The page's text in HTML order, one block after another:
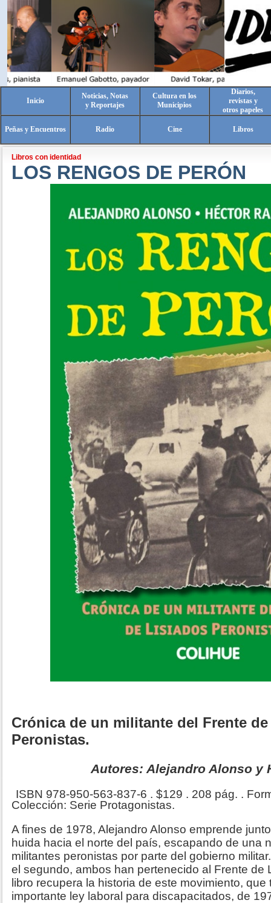
Inicio
Noticias, Notas
y Reportajes
Cultura en los
Municipios
Diarios,
revistas y
otros papeles
Peñas y Encuentros Radio Cine Libros
Libros con identidad
LOS RENGOS DE PERÓN
Crónica de un militante del Frente
Peronistas.
Autores: Alejandro Alonso y
ISBN 978-950-563-837-6 . $129 . 208 pág. .
Colección: Serie Protagonistas.
A fines de 1978, Alejandro Alonso emprende
huida hacia el norte del país, escapando de una
militantes peronistas por parte del gobierno
el segundo, ambos han pertenecido al Frente de
libro recupera la historia de este movimiento,
importante ley laboral para discapacitados, de